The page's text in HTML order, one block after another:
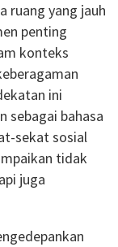
ruang yang jauh
penting
konteks
ini
sebagai bahasa
sekat sosial
tidak
juga